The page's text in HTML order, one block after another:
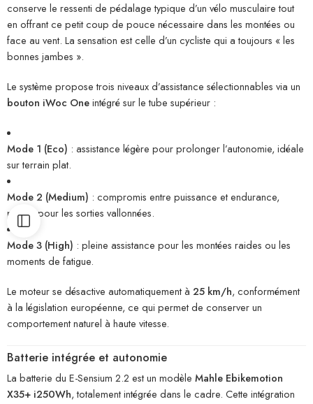
conserve le ressenti de pédalage typique d’un vélo musculaire tout
en offrant ce petit coup de pouce nécessaire dans les montées ou
face au vent. La sensation est celle d’un cycliste qui a toujours « les
bonnes jambes ».
Le système propose trois niveaux d’assistance sélectionnables via un
bouton iWoc Oneintégré sur le tube supérieur :
Mode 1 (Eco) : assistance légère pour prolonger l’autonomie, idéale
sur terrain plat.
Mode 2 (Medium) : compromis entre puissance et endurance,
parfait pour les sorties vallonnées.
Mode 3 (High) : pleine assistance pour les montées raides ou les
moments de fatigue.
Le moteur se désactive automatiquement à 25 km/h, conformément
à la législation européenne, ce qui permet de conserver un
comportement naturel à haute vitesse.
Batterie intégrée et autonomie
La batterie du E-Sensium 2.2 est un modèle Mahle Ebikemotion
X35+ i250Wh, totalement intégrée dans le cadre. Cette intégration